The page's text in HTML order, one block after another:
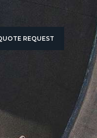
REQUEST